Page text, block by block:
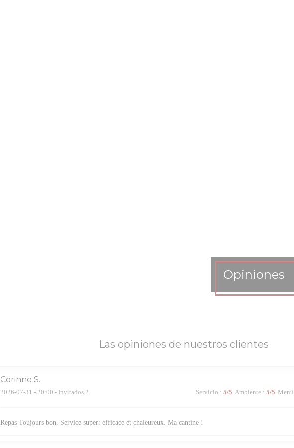
Opiniones
Las opiniones de nuestros clientes
Corinne S
2026-07-31 - 20:00 - Invitados 2 Servicio : 5/5 Ambiente : 5/5 Menú
Repas Toujours bon. Service super: efficace et chaleureux. Ma cantine !